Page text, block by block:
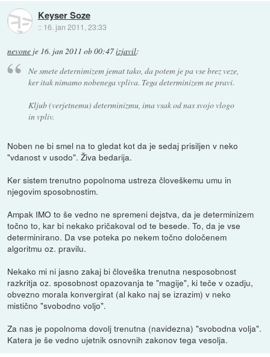
Keyser Soze
:: 16. jan 2011, 23:33
nevone je 16. jan 2011 ob 00:47izjavil:
Ne smete deternimizem jemat tako, da potem je pa vse brez veze,
ker itak nimamo nobenega vpliva. Tega determinizem ne pravi.
Kljub (verjetnemu) determinizmu, ima vsak od nas svojo vlogo
in vpliv.
Noben ne bi smel na to gledat kot da je sedaj prisiljen v neko
"vdanost v usodo". Živa bedarija.
Ker sistem trenutno popolnoma ustreza človeškemu umu in
njegovim sposobnostim.
Ampak IMO to še vedno ne spremeni dejstva, da je determinizem
točno to, kar bi nekako pričakoval od te besede. To, da je vse
determinirano. Da vse poteka po nekem točno določenem
algoritmu oz. pravilu.
Nekako mi ni jasno zakaj bi človeška trenutna nesposobnost
razkritja oz. sposobnost opazovanja te "magije", ki teče v ozadju,
obvezno morala konvergirat (al kako naj se izrazim) v neko
mistično "svobodno voljo".
Za nas je popolnoma dovolj trenutna (navidezna) "svobodna volja".
Katera je še vedno ujetnik osnovnih zakonov tega vesolja.